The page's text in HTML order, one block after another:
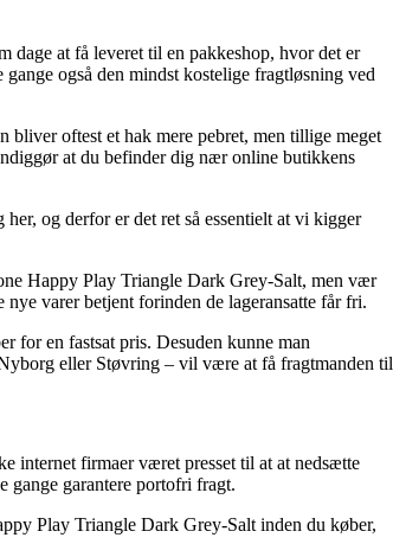
dage at få leveret til en pakkeshop, hvor det er
også den mindst kostelige fragtløsning ved
oftest et hak mere pebret, men tillige meget
at du befinder dig nær online butikkens
og derfor er det ret så essentielt at vi kigger
Happy Play Triangle Dark Grey-Salt, men vær
varer betjent forinden de lageransatte får fri.
for en fastsat pris. Desuden kunne man
eller Støvring – vil være at få fragtmanden til
internet firmaer været presset til at at nedsætte
gange garantere portofri fragt.
Play Triangle Dark Grey-Salt inden du køber,